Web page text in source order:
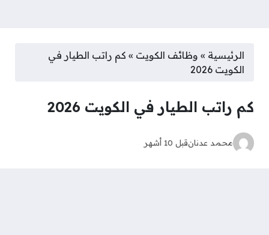
الرئيسية » وظائف الكويت » كم راتب الطيار في
الكويت 2026
كم راتب الطيار في الكويت 2026
محمد عدنانقبل 10 أشهر